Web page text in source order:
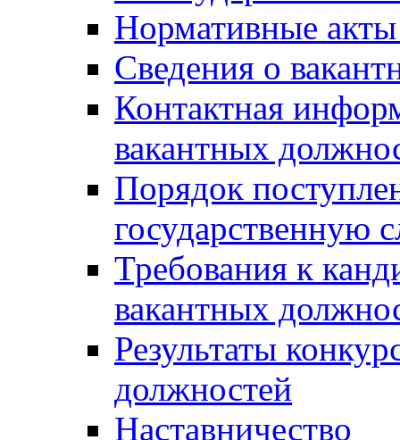
Нормативные акты
Сведения о
Контактная
вакантных
Порядок
государственную
Требования к
вакантных
Результаты
должностей
Наставничество